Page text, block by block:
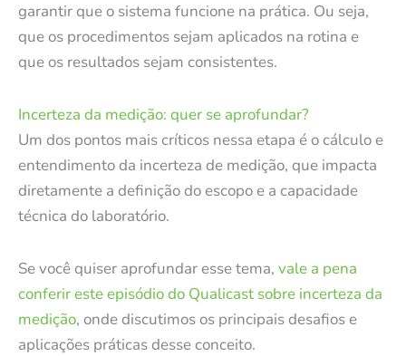
garantir que o sistema funcione na prática. Ou seja,
que os procedimentos sejam aplicados na rotina e
que os resultados sejam consistentes.
Incerteza da medição: quer se aprofundar?
Um dos pontos mais críticos nessa etapa é o cálculo e
entendimento da incerteza de medição, que impacta
diretamente a definição do escopo e a capacidade
técnica do laboratório.
Se você quiser aprofundar esse tema, vale a pena
conferir este episódio do Qualicast sobre incerteza da
medição, onde discutimos os principais desafios e
aplicações práticas desse conceito.